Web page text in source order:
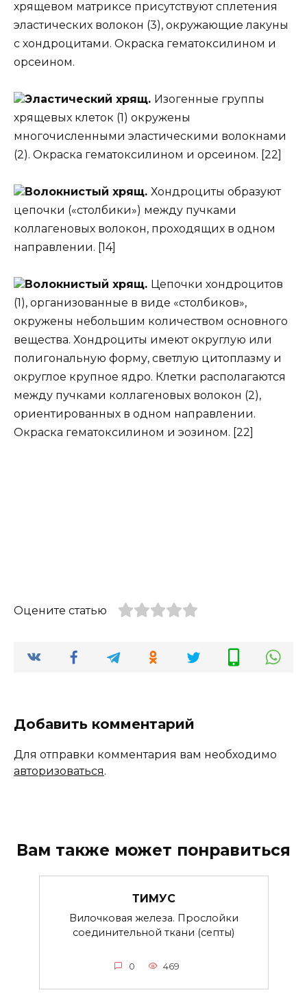
хрящевом матриксе присутствуют сплетения
эластических волокон (3), окружающие лакуны
с хондроцитами. Окраска гематоксилином и
орсеином.
Эластический хрящ. Изогенные группы
хрящевых клеток (1) окружены
многочисленными эластическими волокнами
(2). Окраска гематоксилином и орсеином. [22]
Волокнистый хрящ. Хондроциты образуют
цепочки («столбики») между пучками
коллагеновых волокон, проходящих в одном
направлении. [14]
Волокнистый хрящ. Цепочки хондроцитов
(1), организованные в виде «столбиков»,
окружены небольшим количеством основного
вещества. Хондроциты имеют округлую или
полигональную форму, светлую цитоплазму и
округлое крупное ядро. Клетки располагаются
между пучками коллагеновых волокон (2),
ориентированных в одном направлении.
Окраска гематоксилином и эозином. [22]
Оцените статью
Добавить комментарий
Для отправки комментария вам необходимо
авторизоваться.
Вам также может понравиться
ТИМУС
Вилочковая железа. Прослойки
соединительной ткани (септы)
0 469